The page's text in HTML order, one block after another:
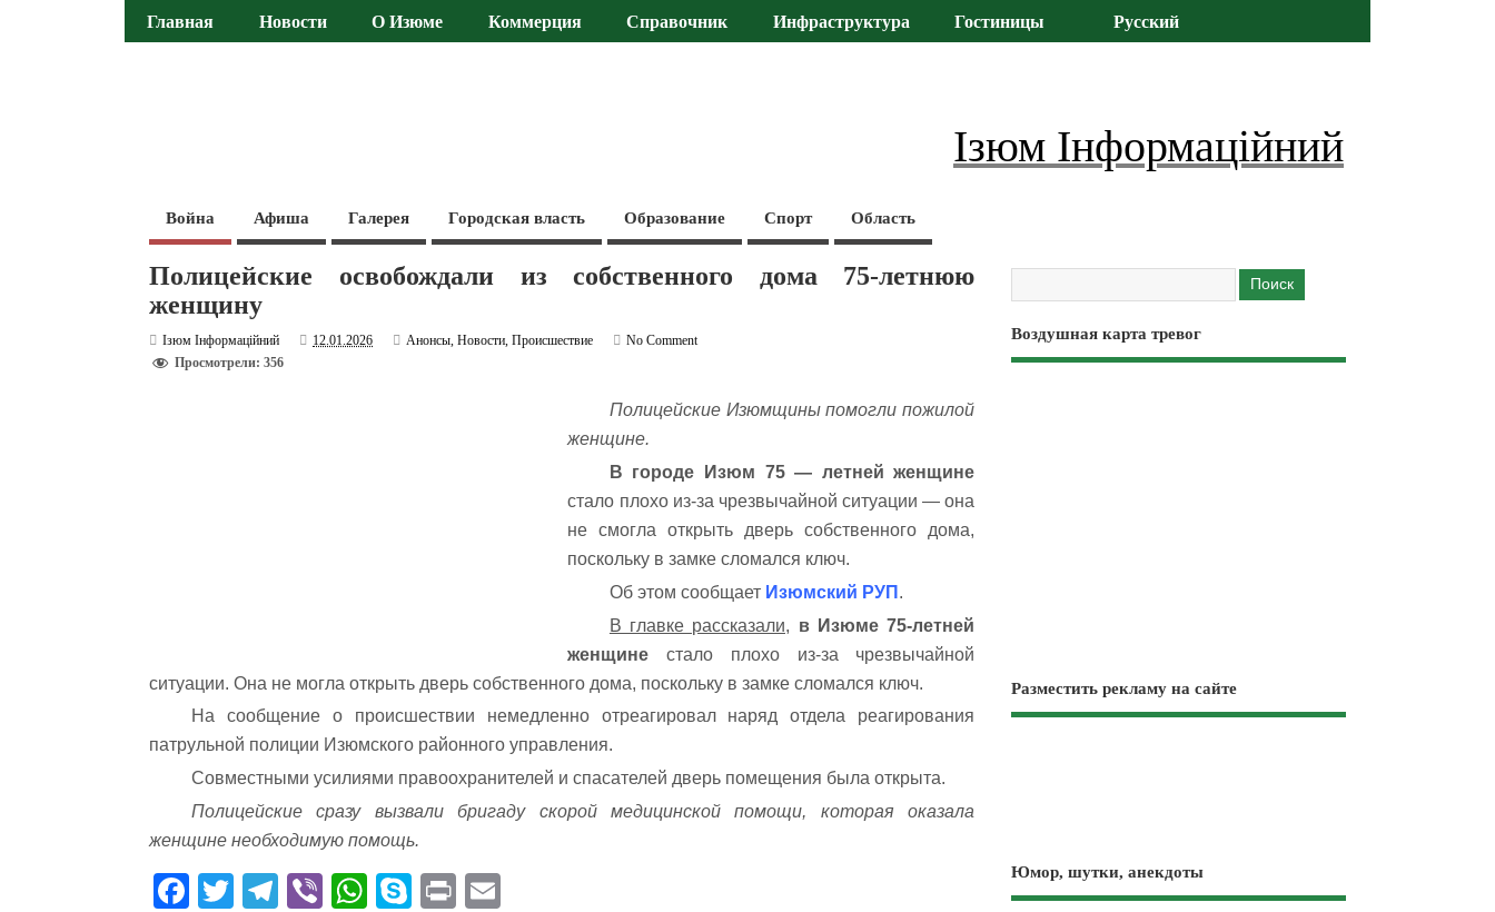
Главная Новости О Изюме Коммерция Справочник Инфраструктура Гостиницы Русский
Ізюм Інформаційний
Война Афиша Галерея Городская власть Образование Спорт Область
Полицейские освобождали из собственного дома 75-летнюю
женщину
Ізюм Інформаційний 12.01.2026 Анонсы,Новости,Происшествие
No Comment
Просмотрели: 356
Полицейские Изюмщины помогли пожилой
женщине.
В городе Изюм 75 — летней женщине
стало плохо из-за чрезвычайной ситуации — она
не смогла открыть дверь собственного дома,
поскольку в замке сломался ключ.
Об этом сообщает Изюмский РУП .
В главке рассказали, в Изюме 75-летней
женщине стало плохо из-за чрезвычайной
ситуации. Она не могла открыть дверь собственного дома, поскольку в замке сломался ключ.
На сообщение о происшествии немедленно отреагировал наряд отдела реагирования
патрульной полиции Изюмского районного управления.
Совместными усилиями правоохранителей и спасателей дверь помещения была открыта.
Полицейские сразу вызвали бригаду скорой медицинской помощи, которая оказала
женщине необходимую помощь.
Fa T
Te Vi
W
S
Pr
Воздушная карта тревог
Разместить рекламу на сайте
Юмор, шутки, анекдоты